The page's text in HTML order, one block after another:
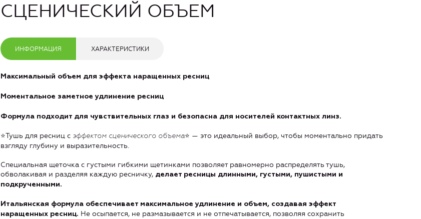
СЦЕНИЧЕСКИЙ ОБЪЕМ
ИНФОРМАЦИЯ ХАРАКТЕРИСТИКИ
Максимальный объем для эффекта наращенных ресниц
Моментальное заметное удлинение ресниц
Формула подходит для чувствительных глаз и безопасна для носителей контактных линз.
⭐️Тушь для ресниц с эффектом сценического объема⭐️ — это идеальный выбор, чтобы моментально придать
взгляду глубину и выразительность.
Специальная щеточка с густыми гибкими щетинками позволяет равномерно распределять тушь,
обволакивая и разделяя каждую ресничку, делает ресницы длинными, густыми, пушистыми и
подкрученными.
Итальянская формула обеспечивает максимальное удлинение и объем, создавая эффект
наращенных ресниц. Не осыпается, не размазывается и не отпечатывается, позволяя сохранить